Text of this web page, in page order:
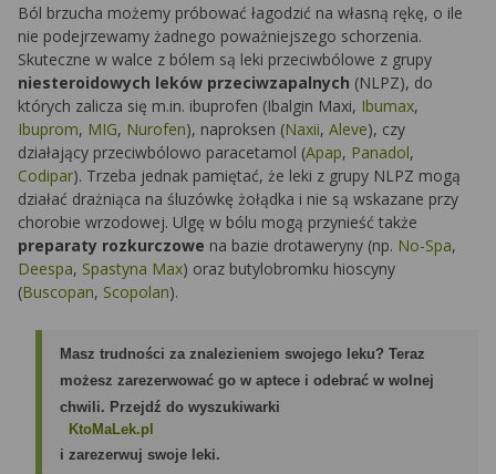
Ból brzucha możemy próbować łagodzić na własną rękę, o ile
nie podejrzewamy żadnego poważniejszego schorzenia.
Skuteczne w walce z bólem są leki przeciwbólowe z grupy
niesteroidowych leków przeciwzapalnych (NLPZ), do
których zalicza się m.in. ibuprofen (Ibalgin Maxi, Ibumax,
Ibuprom, MIG, Nurofen), naproksen (Naxii, Aleve), czy
działający przeciwbólowo paracetamol (Apap, Panadol,
Codipar). Trzeba jednak pamiętać, że leki z grupy NLPZ mogą
działać drażniąca na śluzówkę żołądka i nie są wskazane przy
chorobie wrzodowej. Ulgę w bólu mogą przynieść także
preparaty rozkurczowe na bazie drotaweryny (np. No-Spa,
Deespa, Spastyna Max) oraz butylobromku hioscyny
(Buscopan, Scopolan).
Masz trudności za znalezieniem swojego leku? Teraz
możesz zarezerwować go w aptece i odebrać w wolnej
chwili. Przejdź do wyszukiwarki
KtoMaLek.pl
i zarezerwuj swoje leki.